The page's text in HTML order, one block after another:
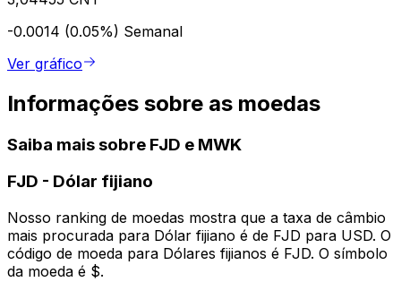
-0.0014 (0.05%) Semanal
Ver gráfico
Informações sobre as moedas
Saiba mais sobre FJD e MWK
FJD - Dólar fijiano
Nosso ranking de moedas mostra que a taxa de câmbio
mais procurada para Dólar fijiano é de FJD para USD. O
código de moeda para Dólares fijianos é FJD. O símbolo
da moeda é $.